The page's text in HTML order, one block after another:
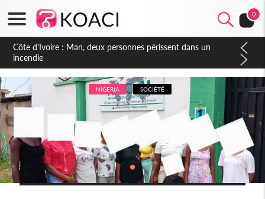
0
Côte d'Ivoire : Séileu, la célébration de la fête nationale
transformée en vaste campagne contre les produits
dépigmentants dangereux
NIGERIA SOCIÉTÉ